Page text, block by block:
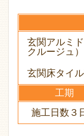
玄関アルミ
クルージュ
玄関床タイ
工期
施工日数３